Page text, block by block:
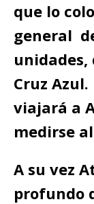
que lo
general
unidades,
Cruz
viajará a
medirse
A su vez
profundo